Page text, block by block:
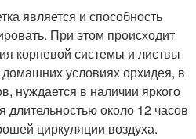
является и способность
При этом происходит
корневой системы и листвы
условиях орхидея, в
нуждается в наличии яркого
длительностью около 12 часов
циркуляции воздуха.